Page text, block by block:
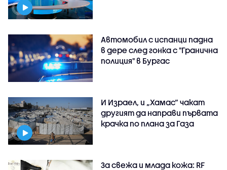
Автомобил с испанци падна
в дере след гонка с "Гранична
полиция" в Бургас
И Израел, и „Хамас“ чакат
другият да направи първата
крачка по плана за Газа
За свежа и млада кожа: RF